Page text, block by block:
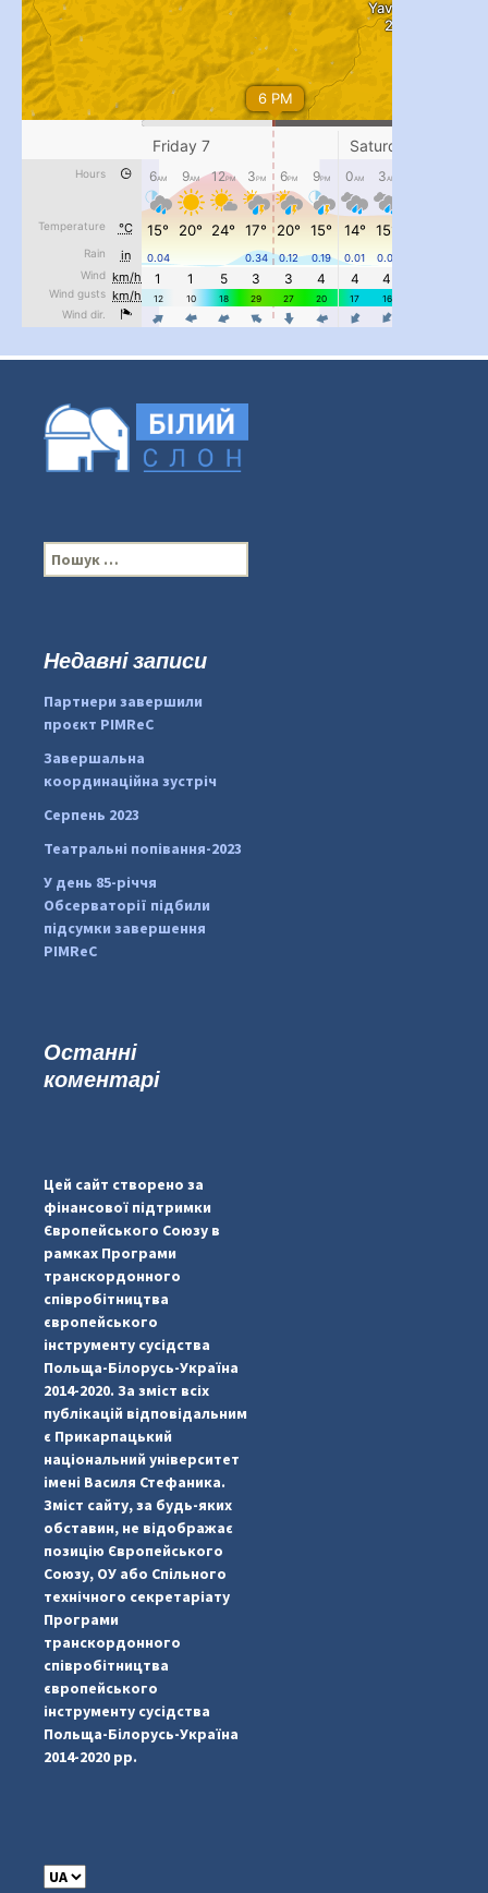
#PipIvanToday...
pimrec_project
#PipIvanToday
pimrec_project
#PipIvanToday
П
о
:Недавні записи
Партнери завершили
проєкт PIMReC
Завершальна
координаційна зустріч
Серпень 2023
Театральні попівання-2023
У день 85-річчя
Обсерваторії підбили
підсумки завершення
PIMReC
Останні
коментарі
Цей сайт створено за
фінансової підтримки
Європейського Союзу в
рамках Програми
транскордонного
співробітництва
європейського
інструменту сусідства
Польща-Білорусь-Україна
2014-2020. За зміст всіх
публікацій відповідальним
є Прикарпацький
національний університет
імені Василя Стефаника.
Зміст сайту, за будь-яких
обставин, не відображає
позицію Європейського
Союзу, ОУ або Спільного
технічного секретаріату
Програми
транскордонного
співробітництва
європейського
інструменту сусідства
Польща-Білорусь-Україна
2014-2020 рр.
C